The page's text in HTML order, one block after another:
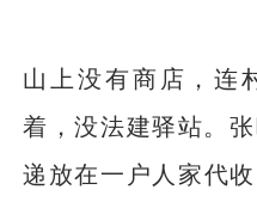
山上没有商店，连
着，没法建驿站。
递放在一户人家代